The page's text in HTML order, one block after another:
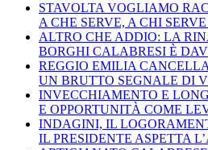
STAVOLTA VOGLIAMO
A CHE SERVE, A CHI
ALTRO CHE ADDIO: LA
BORGHI CALABRESI È
REGGIO EMILIA
UN BRUTTO SEGNALE DI
INVECCHIAMENTO E
E OPPORTUNITÀ COME
INDAGINI, IL
IL PRESIDENTE ASPETTA